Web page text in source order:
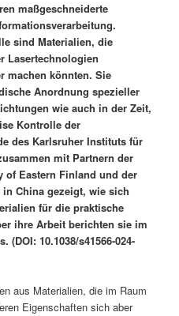
maßgeschneiderte
sind Materialien, die
Lasertechnologien
machen könnten. Sie
Anordnung spezieller
wie auch in der Zeit,
Kontrolle der
des Karlsruher Instituts für
mit Partnern der
of Eastern Finland und der
China gezeigt, wie sich
für die praktische
ihre Arbeit berichten sie im
(DOI: 10.1038/s41566-024-
aus Materialien, die im Raum
Eigenschaften sich aber